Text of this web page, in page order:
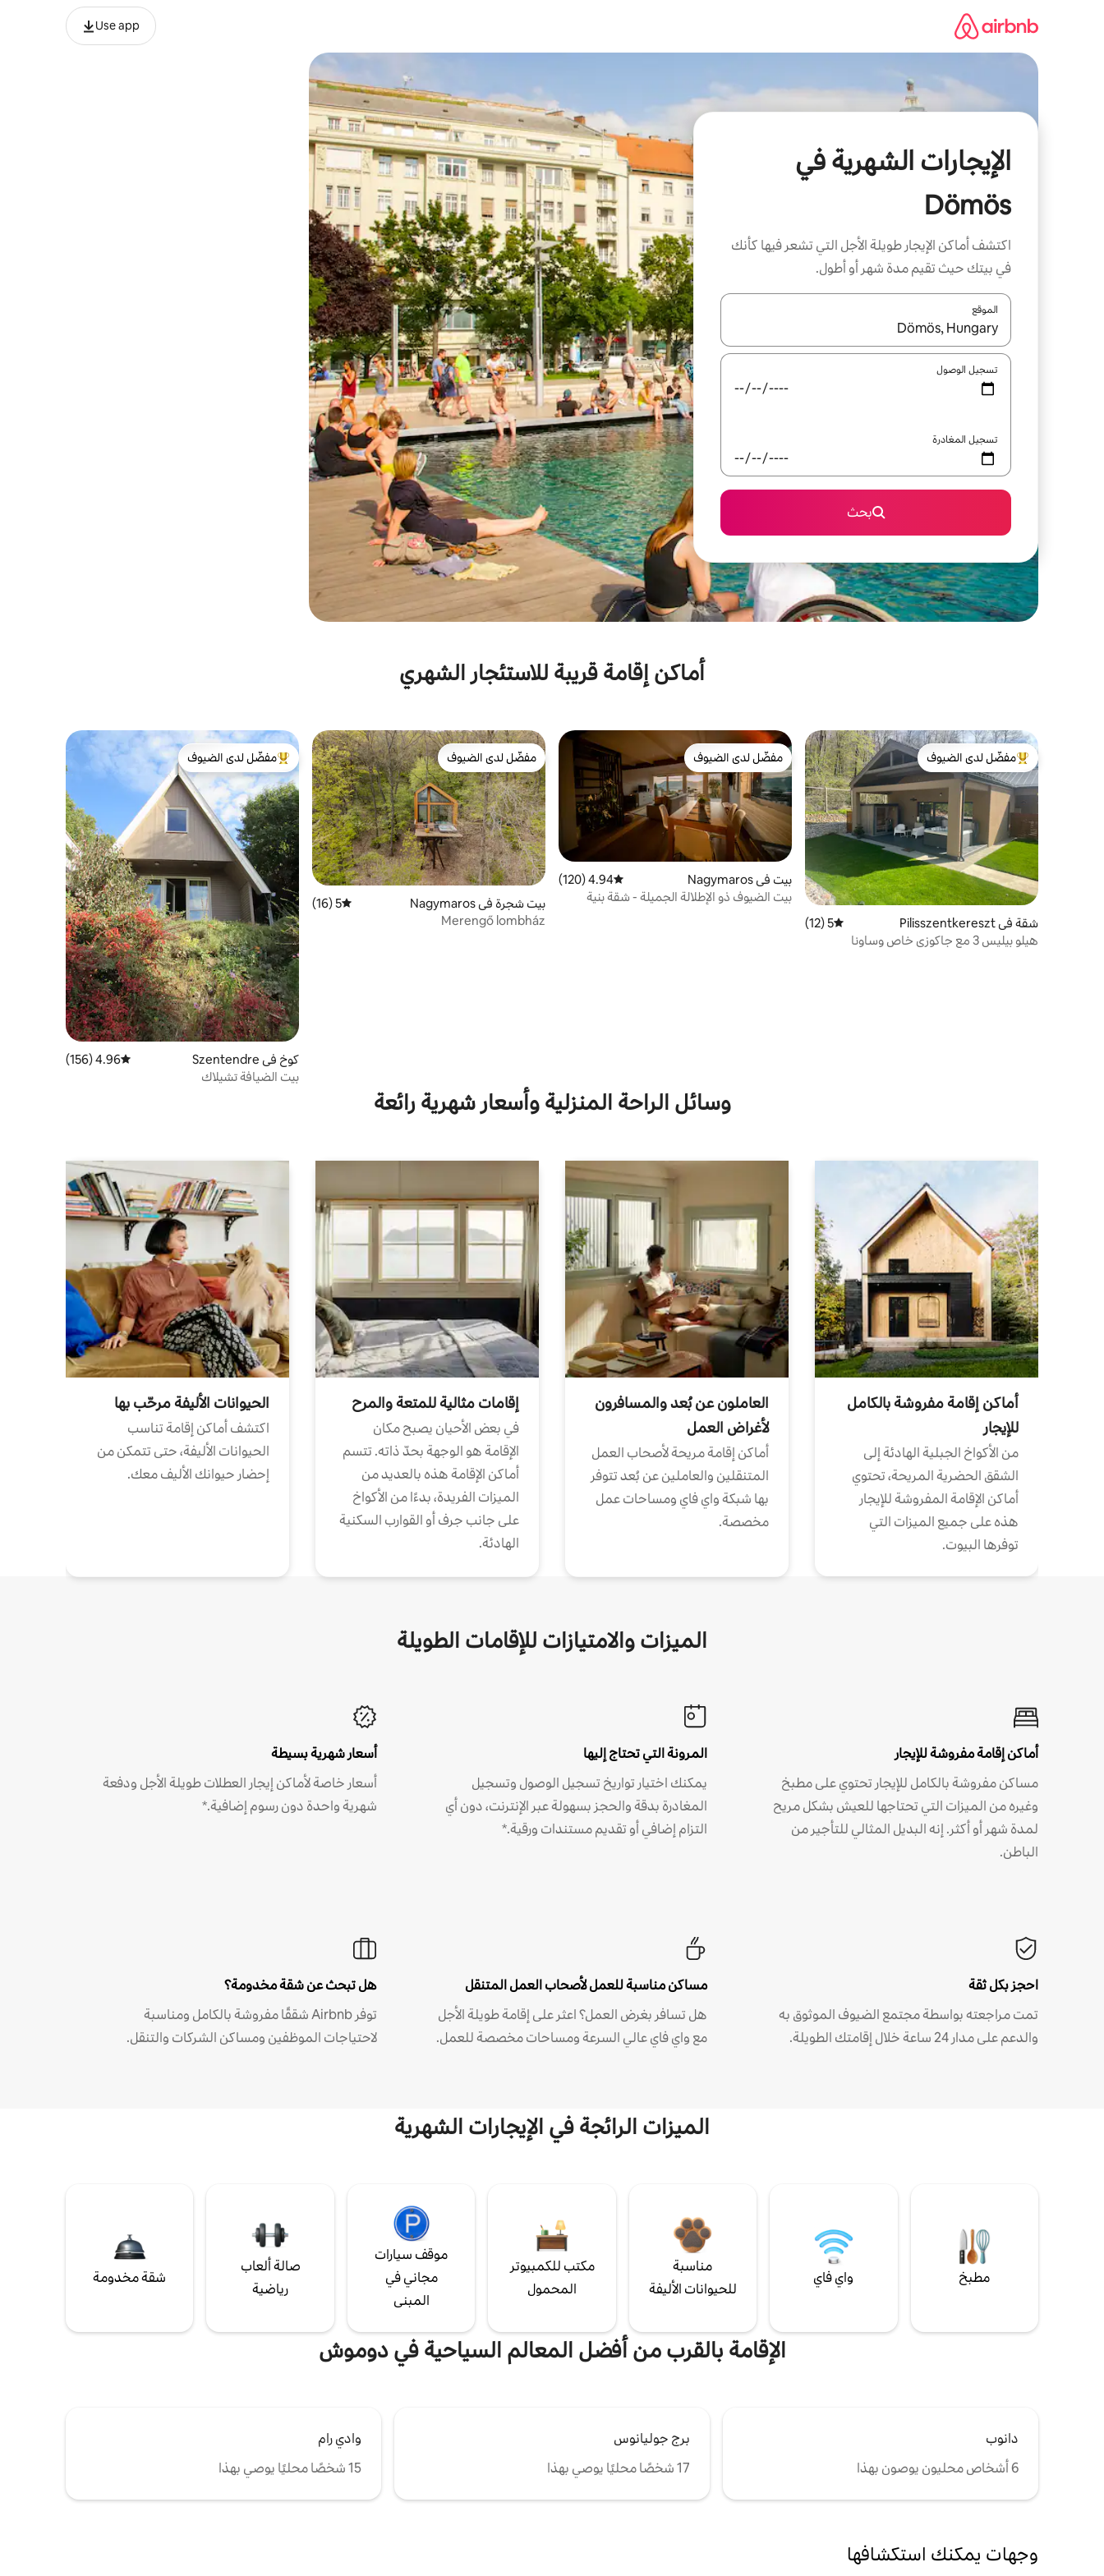
Use app
الإيجارات الشهرية في
Dömös
اكتشف أماكن الإيجار طويلة الأجل التي تشعر فيها كأنك
في بيتك حيث تقيم مدة شهر أو أطول.
الموقع
عند توفر النتائج، انتقل باستخدام السهمين لأعلى ولأسفل أو استكشف عن طريق اللمس أو السحب.
تسجيل الوصول
تسجيل المغادرة
بحث
أماكن إقامة قريبة للاستئجار الشهري
من أبرز البيوت المفضّلة لدى الضيوف
مفضّل لدى الضيوف
شقة في Pilisszentkereszt متوسط التقييم 5 من 5، 12 مراجعات
5 (12)
هيلو بيليس 3 مع جاكوزي خاص وساونا
مفضّل لدى الضيوف
مفضّل لدى الضيوف
بيت في Nagymaros متوسط التقييم 4.94 من 5، 120 مراجعات
4.94 (120)
بيت الضيوف ذو الإطلالة الجميلة - شقة بنية
مفضّل لدى الضيوف
مفضّل لدى الضيوف
بيت شجرة في Nagymaros متوسط التقييم 5 من 5، 16 مراجعات
5 (16)
Merengő lombház
من أبرز البيوت المفضّلة لدى الضيوف
مفضّل لدى الضيوف
كوخ في Szentendre متوسط التقييم 4.96 من 5، 156 مراجعات
4.96 (156)
بيت الضيافة تشيلاك
وسائل الراحة المنزلية وأسعار شهرية رائعة
أماكن إقامة مفروشة بالكامل
للإيجار
من الأكواخ الجبلية الهادئة إلى
الشقق الحضرية المريحة، تحتوي
أماكن الإقامة المفروشة للإيجار
هذه على جميع الميزات التي
توفرها البيوت.
العاملون عن بُعد والمسافرون
لأغراض العمل
أماكن إقامة مريحة لأصحاب العمل
المتنقلين والعاملين عن بُعد تتوفر
بها شبكة واي فاي ومساحات عمل
مخصصة.
إقامات مثالية للمتعة والمرح
في بعض الأحيان يصبح مكان
الإقامة هو الوجهة بحدّ ذاته. تتسم
أماكن الإقامة هذه بالعديد من
الميزات الفريدة، بدءًا من الأكواخ
على جانب جرف أو القوارب السكنية
الهادئة.
الحيوانات الأليفة مرحّب بها
اكتشف أماكن إقامة تناسب
الحيوانات الأليفة، حتى تتمكن من
إحضار حيوانك الأليف معك.
الميزات والامتيازات للإقامات الطويلة
أماكن إقامة مفروشة للإيجار
مساكن مفروشة بالكامل للإيجار تحتوي على مطبخ
وغيره من الميزات التي تحتاجها للعيش بشكل مريح
لمدة شهر أو أكثر. إنه البديل المثالي للتأجير من
الباطن.
المرونة التي تحتاج إليها
يمكنك اختيار تواريخ تسجيل الوصول وتسجيل
المغادرة بدقة والحجز بسهولة عبر الإنترنت، دون أي
التزام إضافي أو تقديم مستندات ورقية.*
أسعار شهرية بسيطة
أسعار خاصة لأماكن إيجار العطلات طويلة الأجل ودفعة
شهرية واحدة دون رسوم إضافية.*
احجز بكل ثقة
تمت مراجعته بواسطة مجتمع الضيوف الموثوق به
والدعم على مدار 24 ساعة خلال إقامتك الطويلة.
مساكن مناسبة للعمل لأصحاب العمل المتنقل
هل تسافر بغرض العمل؟ اعثر على إقامة طويلة الأجل
مع واي فاي عالي السرعة ومساحات مخصصة للعمل.
هل تبحث عن شقة مخدومة؟
توفر Airbnb شققًا مفروشة بالكامل ومناسبة
لاحتياجات الموظفين ومساكن الشركات والتنقل.
الميزات الرائجة في الإيجارات الشهرية
مطبخ واي فاي
مناسبة
للحيوانات الأليفة
مكتب للكمبيوتر
المحمول
موقف سيارات
مجاني في
المبنى
صالة ألعاب
رياضية
شقة مخدومة
الإقامة بالقرب من أفضل المعالم السياحية في دوموش
دانوب
6 أشخاص محليون يوصون بهذا
برج جوليانوس
17 شخصًا محليًا يوصي بهذا
وادي رام
15 شخصًا محليًا يوصي بهذا
وجهات يمكنك استكشافها